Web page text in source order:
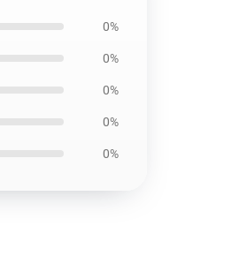
0%
0%
0%
0%
0%